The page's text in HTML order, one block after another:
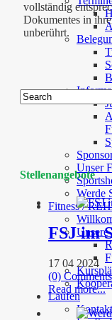
Unser
Werde
Fitness /
Unsere
Laufen
vollständig
Dokumentes in
unberührt.
Stellenangebote
FSJ im
17 04 2024
(0) Comments
Read more...